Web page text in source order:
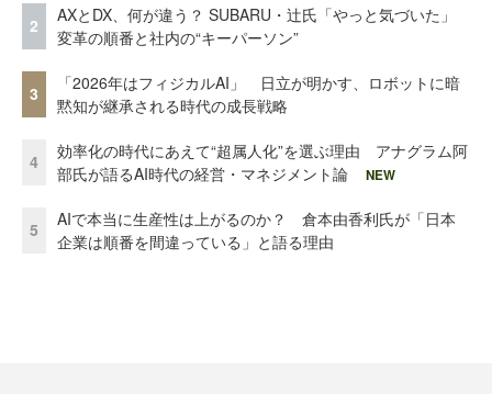
2
AXとDX、何が違う？ SUBARU・辻氏「やっと気づいた」
変革の順番と社内の“キーパーソン”
3
「2026年はフィジカルAI」 日立が明かす、ロボットに暗
黙知が継承される時代の成長戦略
4
効率化の時代にあえて“超属人化”を選ぶ理由 アナグラム阿
部氏が語るAI時代の経営・マネジメント論
NEW
5
AIで本当に生産性は上がるのか？ 倉本由香利氏が「日本
企業は順番を間違っている」と語る理由